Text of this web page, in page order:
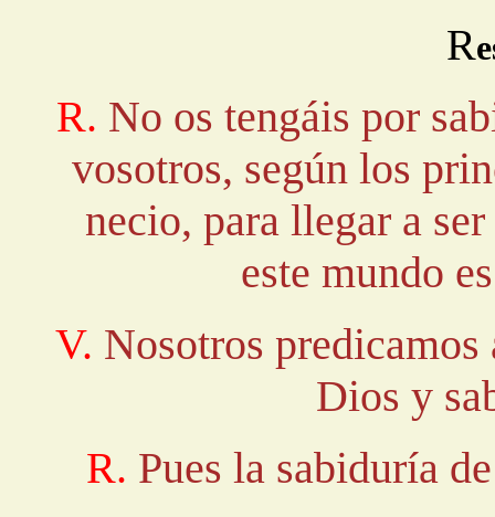
R
R. No os tengáis por
vosotros, según los
necio, para llegar a
este mundo
V. Nosotros
Dios y
R. Pues la sabiduría